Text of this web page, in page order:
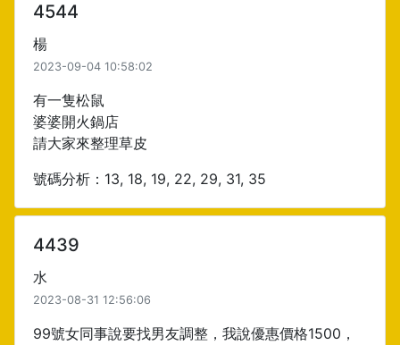
4544
楊
2023-09-04 10:58:02
有一隻松鼠
婆婆開火鍋店
請大家來整理草皮
號碼分析：13, 18, 19, 22, 29, 31, 35
4439
水
2023-08-31 12:56:06
99號女同事說要找男友調整，我說優惠價格1500，